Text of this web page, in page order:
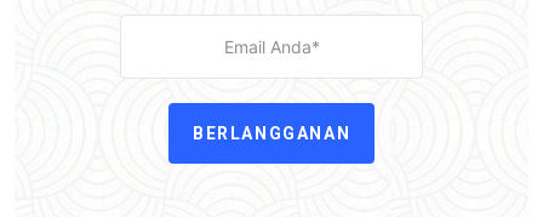
BERLANGGANAN